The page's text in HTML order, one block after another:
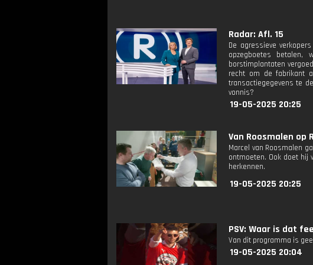
Radar: Afl. 15
De agressieve
opzegboetes betalen,
borstimplantaten
recht om de fabrikant
transactiegegevens te
vonnis?
19-05-2025 20:25
Van Roosmalen op
Marcel van Roosmalen
ontmoeten. Ook doet hij
herkennen.
19-05-2025 20:25
PSV: Waar is dat
Van dit programma is
19-05-2025 20:04